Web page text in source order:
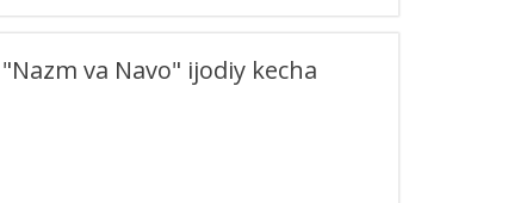
va Navo" ijodiy kecha